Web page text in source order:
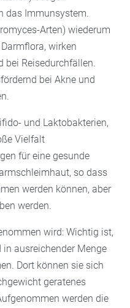
das Immunsystem.
Arten) wiederum
wirken
bei Reisedurchfällen.
bei Akne und
und Laktobakterien,
Vielfalt
für eine gesunde
so dass
werden können, aber
werden.
wird: Wichtig ist,
ausreichender Menge
Dort können sie sich
geratenes
werden die